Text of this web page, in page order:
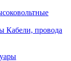
Кабели, провода